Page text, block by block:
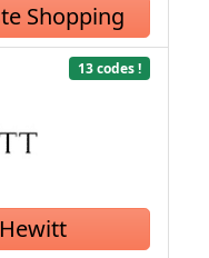
Shopping
13 codes !